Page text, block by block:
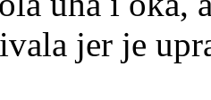
jer je